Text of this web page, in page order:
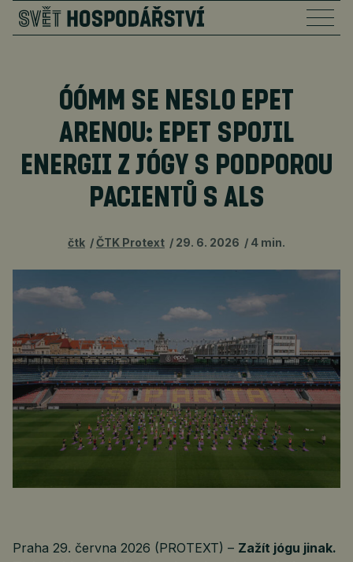
ÓÓMM SE NESLO EPET
ARENOU: EPET SPOJIL
ENERGII Z JÓGY S PODPOROU
PACIENTŮ S ALS
čtk ČTK Protext 29. 6. 2026 4 min.
Praha 29. června 2026 (PROTEXT) – Zažít jógu jinak.